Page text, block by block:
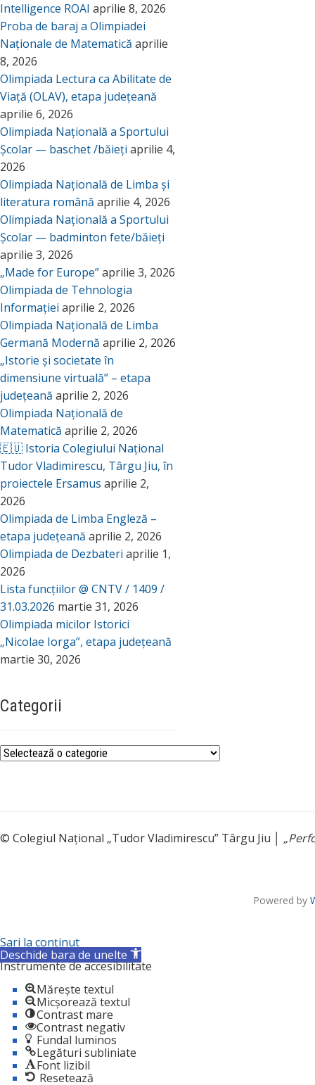
Intelligence ROAI aprilie 8, 2026
Proba de baraj a Olimpiadei
Naționale de Matematică aprilie
8, 2026
Olimpiada Lectura ca Abilitate de
Viață (OLAV), etapa județeană
aprilie 6, 2026
Olimpiada Națională a Sportului
Școlar — baschet /băieți aprilie 4,
2026
Olimpiada Națională de Limba și
literatura română aprilie 4, 2026
Olimpiada Națională a Sportului
Școlar — badminton fete/băieți
aprilie 3, 2026
„Made for Europe”aprilie 3, 2026
Olimpiada de Tehnologia
Informației aprilie 2, 2026
Olimpiada Națională de Limba
Germană Modernă aprilie 2, 2026
„Istorie și societate în
dimensiune virtuală” – etapa
județeană aprilie 2, 2026
Olimpiada Națională de
Matematică aprilie 2, 2026
🇪🇺 Istoria Colegiului Național
Tudor Vladimirescu, Târgu Jiu, în
proiectele Ersamus aprilie 2,
2026
Olimpiada de Limba Engleză –
etapa județeană aprilie 2, 2026
Olimpiada de Dezbateri aprilie 1,
2026
Lista funcțiilor @ CNTV / 1409 /
31.03.2026 martie 31, 2026
Olimpiada micilor Istorici
„Nicolae Iorga”, etapa județeană
martie 30, 2026
Categorii
Categorii
© Colegiul Național „Tudor Vladimirescu” Târgu Jiu │
Powered by
Sari la conținut
Deschide bara de unelte
Instrumente de accesibilitate
Mărește textul
Micșorează textul
Contrast mare
Contrast negativ
Fundal luminos
Legături subliniate
Font lizibil
Resetează